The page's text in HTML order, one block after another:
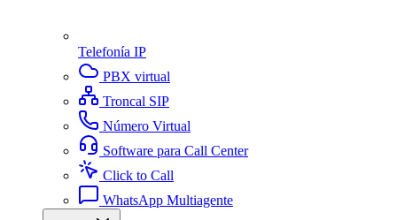
Telefonía IP
PBX virtual
Troncal SIP
Número Virtual
Software para Call Center
Click to Call
WhatsApp Multiagente